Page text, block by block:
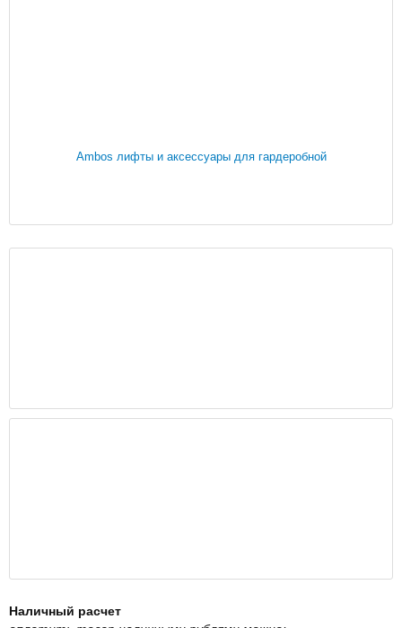
Ambos лифты и аксессуары для гардеробной
Наличный расчет